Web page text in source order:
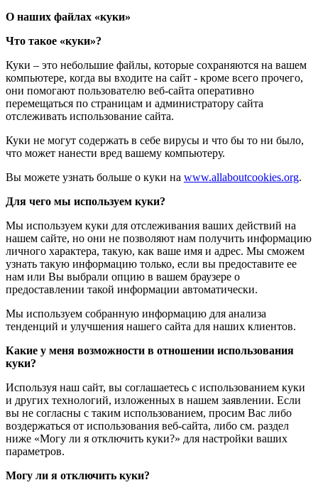
О наших файлах «куки»
Что такое «куки»?
Куки – это небольшие файлы, которые сохраняются на вашем
компьютере, когда вы входите на сайт - кроме всего прочего,
они помогают пользователю веб-сайта оперативно
перемещаться по страницам и администратору сайта
отслеживать использование сайта.
Куки не могут содержать в себе вирусы и что бы то ни было,
что может нанести вред вашему компьютеру.
Вы можете узнать больше о куки на www.allaboutcookies.org.
Для чего мы используем куки?
Мы используем куки для отслеживания ваших действий на
нашем сайте, но они не позволяют нам получить информацию
личного характера, такую, как ваше имя и адрес. Мы сможем
узнать такую информацию только, если вы предоставите ее
нам или Вы выбрали опцию в вашем браузере о
предоставлении такой информации автоматически.
Мы используем собранную информацию для анализа
тенденций и улучшения нашего сайта для наших клиентов.
Какие у меня возможности в отношении использования
куки?
Используя наш сайт, вы соглашаетесь с использованием куки
и других технологий, изложенных в нашем заявлении. Если
вы не согласны с таким использованием, просим Вас либо
воздержаться от использования веб-сайта, либо см. раздел
ниже «Могу ли я отключить куки?» для настройки ваших
параметров.
Могу ли я отключить куки?